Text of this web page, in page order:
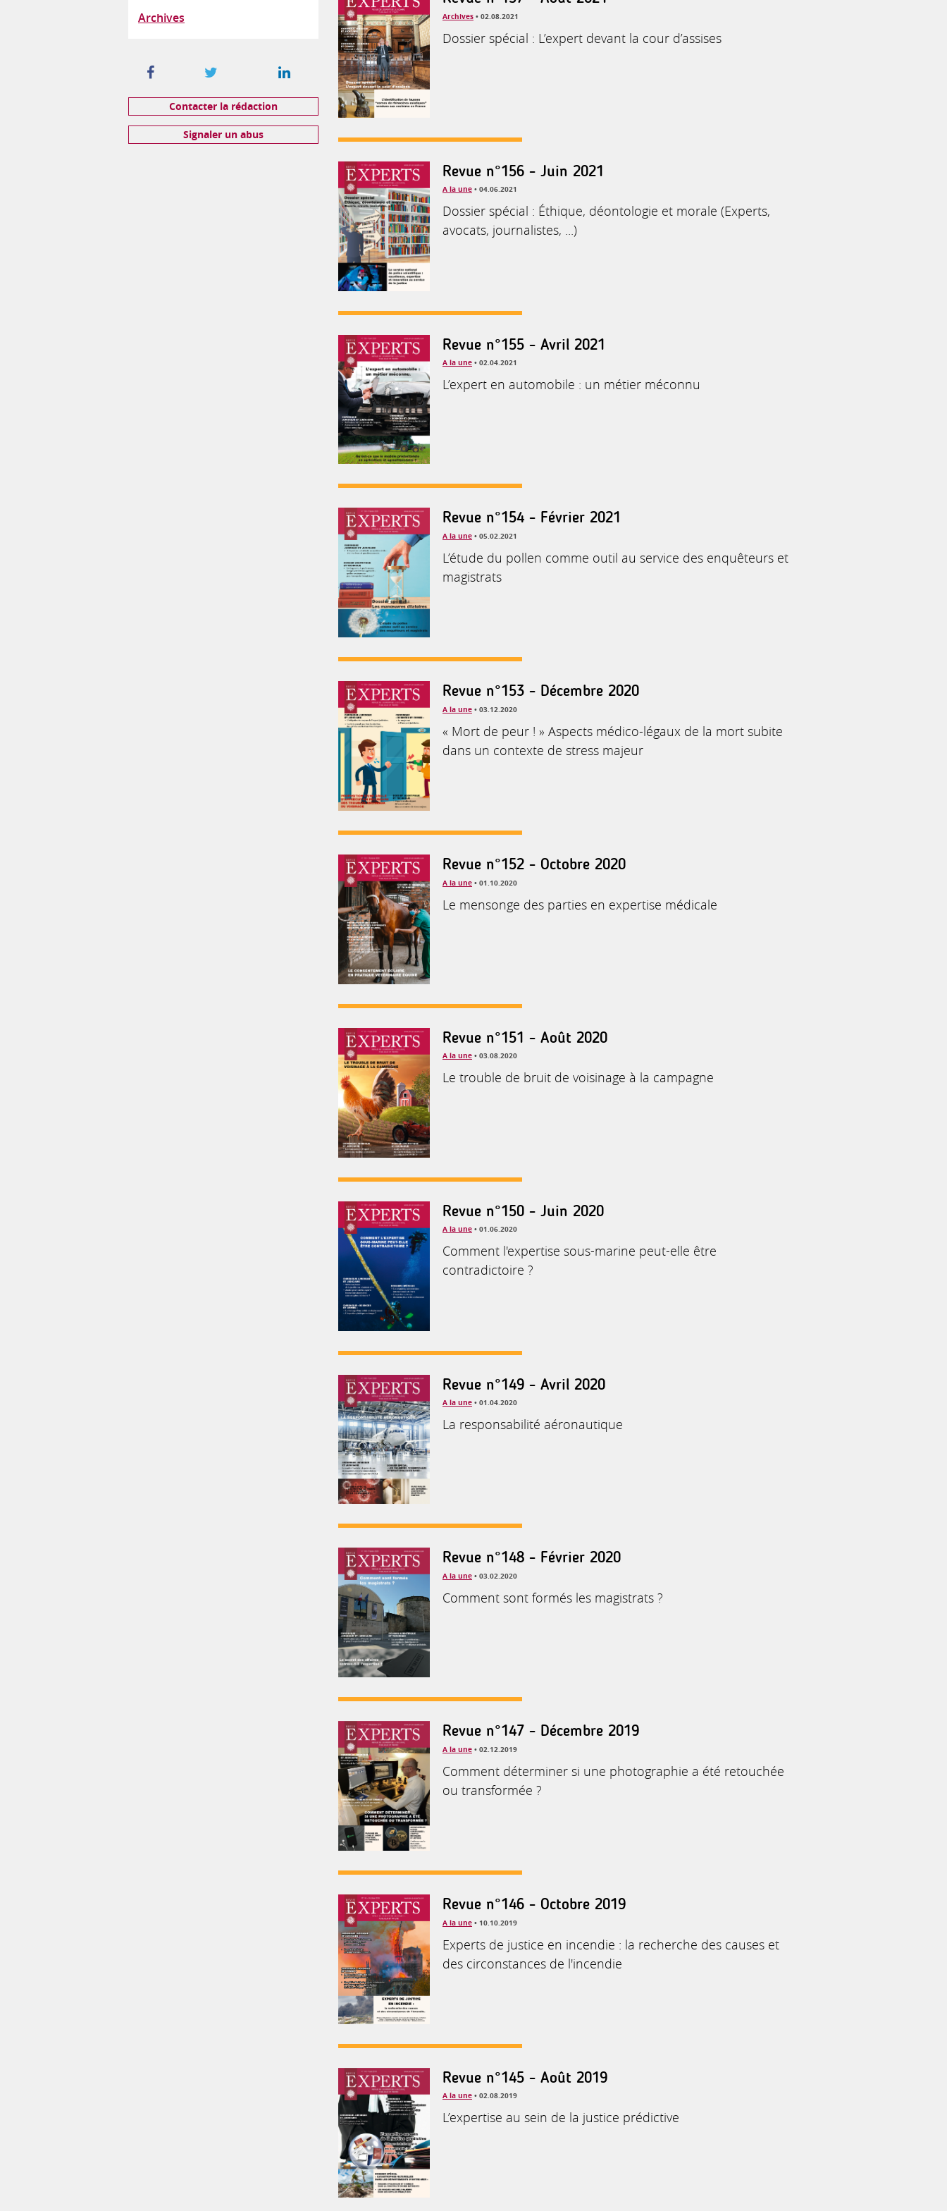
Archives
Contacter la rédaction
Signaler un abus
Archives • 02.08.2021
Dossier spécial : L’expert devant la cour d’assises
Revue n°156 - Juin 2021
A la une • 04.06.2021
Dossier spécial : Éthique, déontologie et morale (Experts,
avocats, journalistes, ...)
Revue n°155 - Avril 2021
A la une • 02.04.2021
L’expert en automobile : un métier méconnu
Revue n°154 - Février 2021
A la une • 05.02.2021
L’étude du pollen comme outil au service des enquêteurs et
magistrats
Revue n°153 - Décembre 2020
A la une • 03.12.2020
« Mort de peur ! » Aspects médico-légaux de la mort subite
dans un contexte de stress majeur
Revue n°152 - Octobre 2020
A la une • 01.10.2020
Le mensonge des parties en expertise médicale
Revue n°151 - Août 2020
A la une • 03.08.2020
Le trouble de bruit de voisinage à la campagne
Revue n°150 - Juin 2020
A la une • 01.06.2020
Comment l'expertise sous-marine peut-elle être
contradictoire ?
Revue n°149 - Avril 2020
A la une • 01.04.2020
La responsabilité aéronautique
Revue n°148 - Février 2020
A la une • 03.02.2020
Comment sont formés les magistrats ?
Revue n°147 - Décembre 2019
A la une • 02.12.2019
Comment déterminer si une photographie a été retouchée
ou transformée ?
Revue n°146 - Octobre 2019
A la une • 10.10.2019
Experts de justice en incendie : la recherche des causes et
des circonstances de l'incendie
Revue n°145 - Août 2019
A la une • 02.08.2019
L’expertise au sein de la justice prédictive